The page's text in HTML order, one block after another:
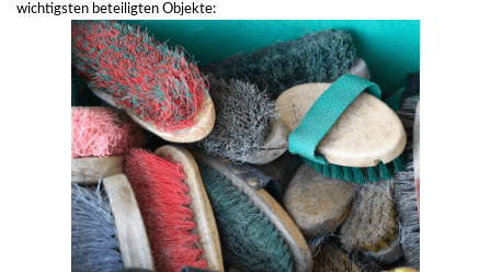
wichtigsten beteiligten Objekte: